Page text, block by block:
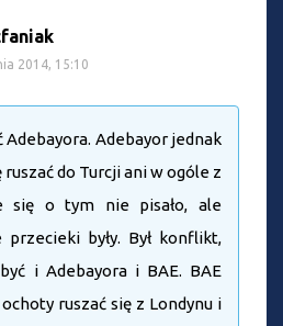
2014, 15:10
Adebayora. Adebayor jednak
ruszać do Turcji ani w ogóle z
się o tym nie pisało, ale
były. Był konflikt,
i Adebayora i BAE. BAE
ruszać się z Londynu i